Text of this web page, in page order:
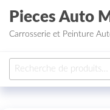
Aller au contenu
Pieces Auto
Carrosserie et Peinture
Recherche pour :